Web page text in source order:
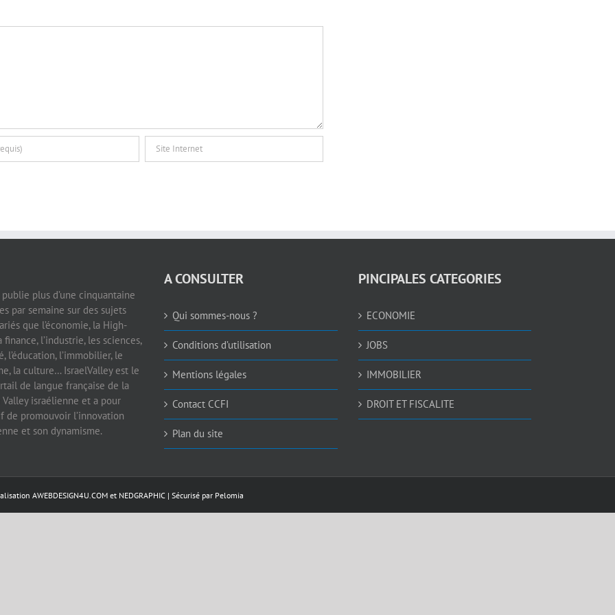
plus d’une cinquantaine
par semaine sur des sujets
que l’économie, la High-
finance, l’industrie, les sciences,
l’éducation, l’immobilier, le
la culture… IsraelValley est le
de langue française de la
israélienne et a pour
de promouvoir l’innovation
et son dynamisme.
A CONSULTER
Qui sommes-nous ?
Conditions d’utilisation
Mentions légales
Contact CCFI
Plan du site
PINCIPALES CATEGORIES
ECONOMIE
JOBS
IMMOBILIER
DROIT ET FISCALITE
AWEBDESIGN4U.COM et NEDGRAPHIC | Sécurisé par Pelomia